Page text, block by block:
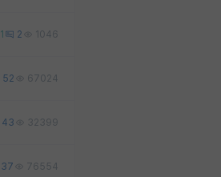
1 2 1046
52 67024
43 32399
37 76554